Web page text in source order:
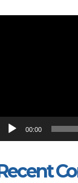
00:00